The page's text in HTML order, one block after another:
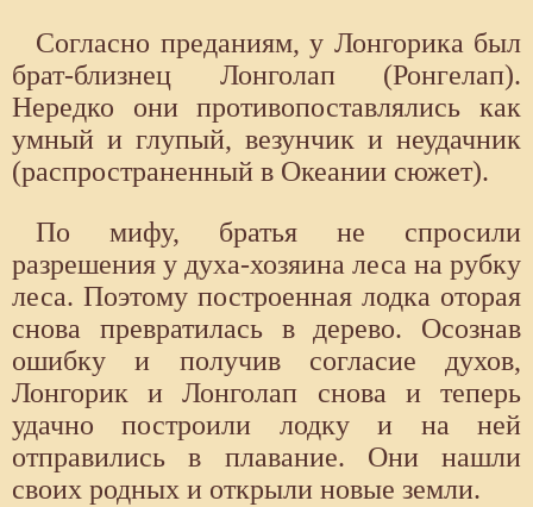
Согласно преданиям, у Лонгорика был
брат-близнец Лонголап (Ронгелап).
Нередко они противопоставлялись как
умный и глупый, везунчик и неудачник
(распространенный в Океании сюжет).
По мифу, братья не спросили
разрешения у духа-хозяина леса на рубку
леса. Поэтому построенная лодка оторая
снова превратилась в дерево. Осознав
ошибку и получив согласие духов,
Лонгорик и Лонголап снова и теперь
удачно построили лодку и на ней
отправились в плавание. Они нашли
своих родных и открыли новые земли.